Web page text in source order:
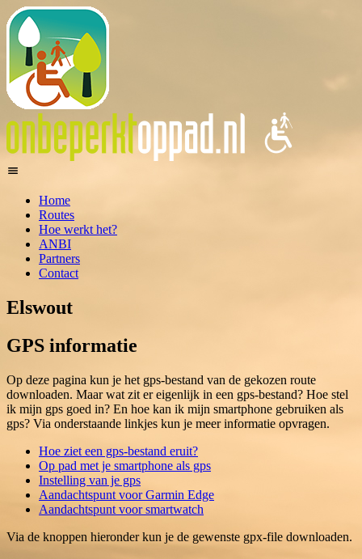
Home
Routes
Hoe werkt het?
ANBI
Partners
Contact
Elswout
GPS informatie
Op deze pagina kun je het gps-bestand van de gekozen route
downloaden. Maar wat zit er eigenlijk in een gps-bestand? Hoe stel
ik mijn gps goed in? En hoe kan ik mijn smartphone gebruiken als
gps? Via onderstaande linkjes kun je meer informatie opvragen.
Hoe ziet een gps-bestand eruit?
Op pad met je smartphone als gps
Instelling van je gps
Aandachtspunt voor Garmin Edge
Aandachtspunt voor smartwatch
Via de knoppen hieronder kun je de gewenste gpx-file downloaden.